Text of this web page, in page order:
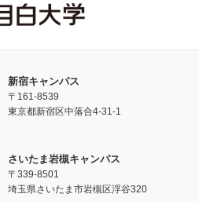
新宿キャンパス
〒161-8539
東京都新宿区中落合4-31-1
さいたま岩槻キャンパス
〒339-8501
埼玉県さいたま市岩槻区浮谷320